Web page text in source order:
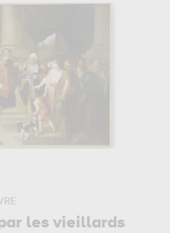
les vieillards